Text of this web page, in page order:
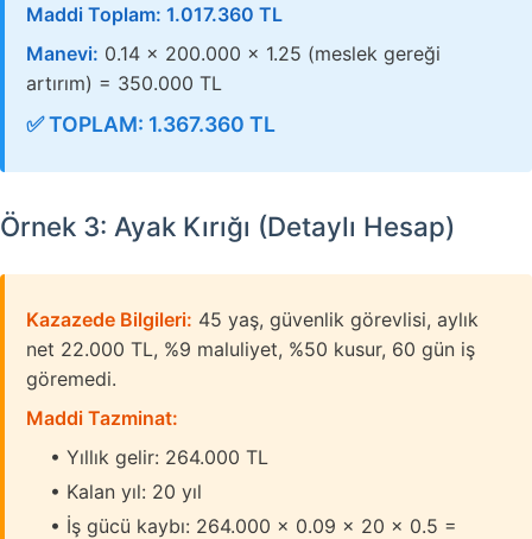
Maddi Toplam: 1.017.360 TL
Manevi: 0.14 × 200.000 × 1.25 (meslek gereği
artırım) = 350.000 TL
✅ TOPLAM: 1.367.360 TL
Örnek 3: Ayak Kırığı (Detaylı Hesap)
Kazazede Bilgileri: 45 yaş, güvenlik görevlisi, aylık
net 22.000 TL, %9 maluliyet, %50 kusur, 60 gün iş
göremedi.
Maddi Tazminat:
• Yıllık gelir: 264.000 TL
• Kalan yıl: 20 yıl
• İş gücü kaybı: 264.000 × 0.09 × 20 × 0.5 =